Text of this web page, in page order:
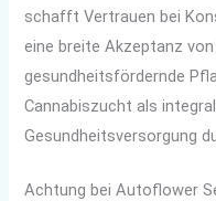
schafft Vertrauen bei
eine breite Akzeptanz von
gesundheitsfördernde
Cannabiszucht als
Gesundheitsversorgung
Achtung bei Autoflower